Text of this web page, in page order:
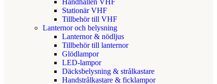
Handhållen VHF
Stationär VHF
Tillbehör till VHF
Lanternor och belysning
Lanternor & nödljus
Tillbehör till lanternor
Glödlampor
LED-lampor
Däcksbelysning & strålkastare
Handstrålkastare & ficklampor